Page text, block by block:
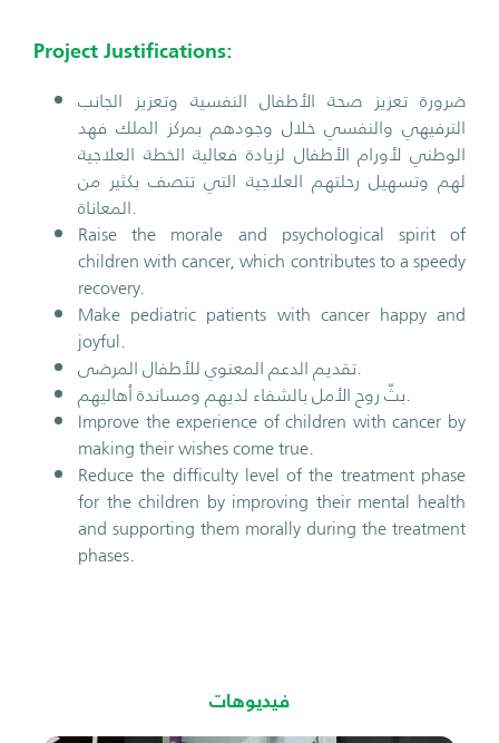
Project Justifications:
ضرورة تعزيز صحة الأطفال النفسية وتعزيز الجانب
الترفيهي والنفسي خلال وجودهم بمركز الملك فهد
الوطني لأورام الأطفال لزيادة فعالية الخطة العلاجية
لهم وتسهيل رحلتهم العلاجية التي تتصف بكثير من
المعاناة.
Raise the morale and psychological spirit of
children with cancer, which contributes to a speedy
recovery.
Make pediatric patients with cancer happy and
joyful.
تقديم الدعم المعنوي للأطفال المرضى.
بثّ روح الأمل بالشفاء لديهم ومساندة أهاليهم.
Improve the experience of children with cancer by
making their wishes come true.
Reduce the difficulty level of the treatment phase
for the children by improving their mental health
and supporting them morally during the treatment
phases.
فيديوهات